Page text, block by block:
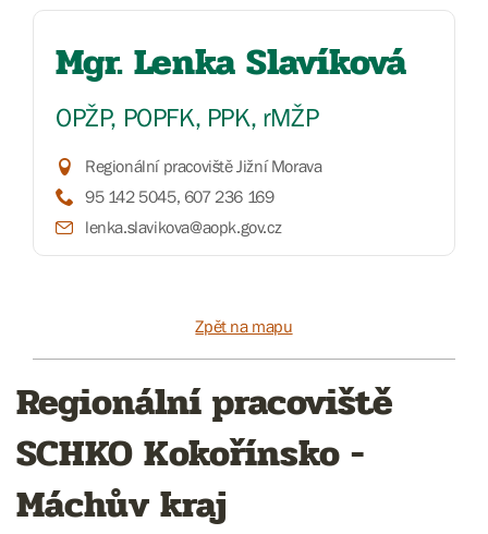
Mgr. Lenka Slavíková
OPŽP, POPFK, PPK, rMŽP
Regionální pracoviště Jižní Morava
95 142 5045, 607 236 169
lenka.slavikova@aopk.gov.cz
Zpět na mapu
Regionální pracoviště
SCHKO Kokořínsko -
Máchův kraj